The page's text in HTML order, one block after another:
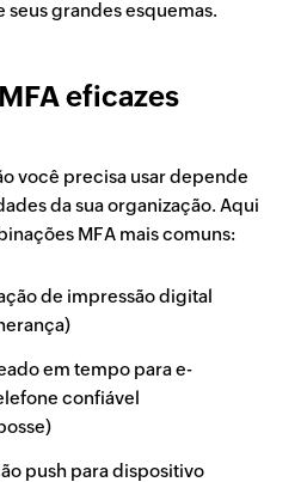
seus grandes esquemas.
eficazes
você precisa usar depende
da sua organização. Aqui
MFA mais comuns:
de impressão digital
em tempo para e-
confiável
push para dispositivo